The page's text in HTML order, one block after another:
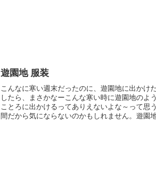
遊園地 服装
こんなに寒い週末だったのに、遊園地に出かけ
したら、まさかなーこんな寒い時に遊園地のよ
ことろに出かけるってありえないよな～って思
間だから気にならないのかもしれません。遊園